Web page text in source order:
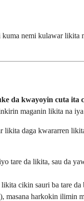
nemi kulawar
da kwayoyin cuta ita
maganin likita na
likita daga kwararren
tare da likita, sau da
cikin sauri ba tare
harkokin ilimin